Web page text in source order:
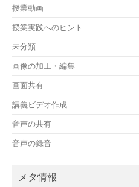
授業動画
授業実践へのヒント
未分類
画像の加工・編集
画面共有
講義ビデオ作成
音声の共有
音声の録音
メタ情報